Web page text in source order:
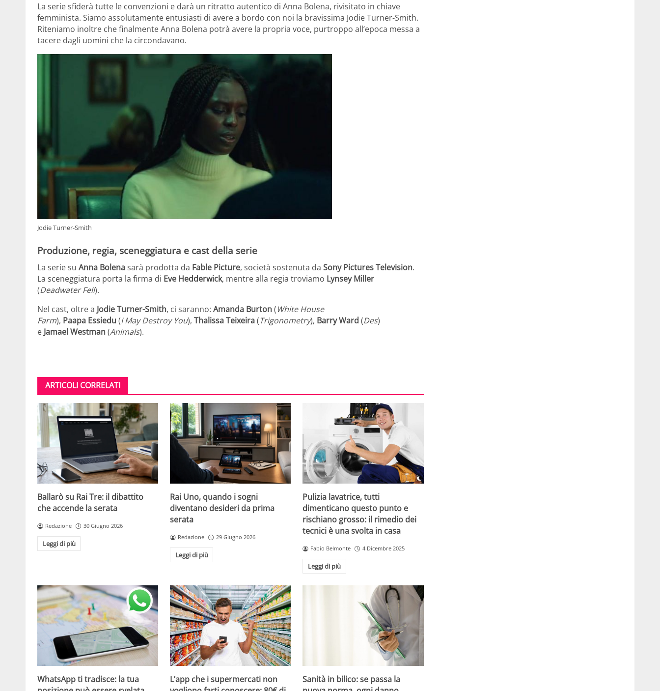
La serie sfiderà tutte le convenzioni e darà un ritratto autentico di Anna Bolena, rivisitato in chiave
femminista. Siamo assolutamente entusiasti di avere a bordo con noi la bravissima Jodie Turner-Smith.
Riteniamo inoltre che finalmente Anna Bolena potrà avere la propria voce, purtroppo all’epoca messa a
tacere dagli uomini che la circondavano.
Jodie Turner-Smith
Produzione, regia, sceneggiatura e cast della serie
La serie su Anna Bolenasarà prodotta da Fable Picture, società sostenuta da Sony Pictures Television.
La sceneggiatura porta la firma di Eve Hedderwick, mentre alla regia troviamo LynseyMiller
(DeadwaterFell).
Nel cast, oltre a Jodie Turner-Smith, ci saranno: Amanda Burton(White House
Farm), Paapa Essiedu (IMay Destroy You), ThalissaTeixeira(Trigonometry), BarryWard (Des)
e Jamael Westman(Animals).
ARTICOLI CORRELATI
Ballarò su Rai Tre: il dibattito
che accende la serata
Redazione 30 Giugno 2026
Leggi di più
Rai Uno, quando i sogni
diventano desideri da prima
serata
Redazione 29 Giugno 2026
Leggi di più
Pulizia lavatrice, tutti
dimenticano questo punto e
rischiano grosso: il rimedio dei
tecnici è una svolta in casa
Fabio Belmonte 4 Dicembre 2025
Leggi di più
WhatsApp ti tradisce: la tua
L’app che i supermercati non
Sanità in bilico: se passa la